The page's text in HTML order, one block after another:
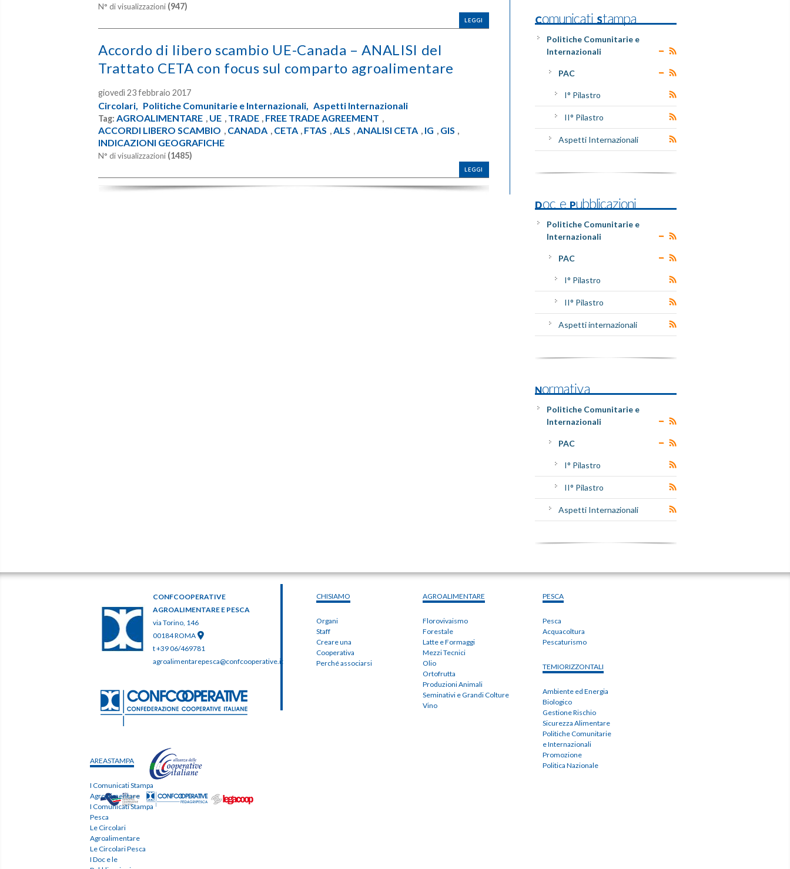
N° di visualizzazioni (947)
LEGGI
Accordo di libero scambio UE-Canada – ANALISI del
Trattato CETA con focus sul comparto agroalimentare
giovedì 23 febbraio 2017
Circolari, Politiche Comunitarie e Internazionali, Aspetti Internazionali
Tag:AGROALIMENTARE , UE , TRADE , FREE TRADE AGREEMENT ,
ACCORDI LIBERO SCAMBIO , CANADA , CETA , FTAS ,ALS , ANALISI CETA , IG , GIS ,
INDICAZIONI GEOGRAFICHE
N° di visualizzazioni (1485)
LEGGI
Comunicati Stampa
Politiche Comunitarie e
Internazionali
PAC
I° Pilastro
II° Pilastro
Aspetti Internazionali
Doc e Pubblicazioni
Politiche Comunitarie e
Internazionali
PAC
I° Pilastro
II° Pilastro
Aspetti internazionali
Normativa
Politiche Comunitarie e
Internazionali
PAC
I° Pilastro
II° Pilastro
Aspetti Internazionali
CONFCOOPERATIVE
AGROALIMENTARE E PESCA
via Torino, 146
00184 ROMA
t +39 06/469781
agroalimentarepesca@confcooperative.it
CHISIAMO
Organi
Staff
Creare una
Cooperativa
Perché associarsi
AGROALIMENTARE
Florovivaismo
Forestale
Latte e Formaggi
Mezzi Tecnici
Olio
Ortofrutta
Produzioni Animali
Seminativi e Grandi Colture
Vino
PESCA
Pesca
Acquacoltura
Pescaturismo
TEMIORIZZONTALI
Ambiente ed Energia
Biologico
Gestione Rischio
Sicurezza Alimentare
Politiche Comunitarie
e Internazionali
Promozione
Politica Nazionale
AREASTAMPA
I Comunicati Stampa
Agroalimentare
I Comunicati Stampa
Pesca
Le Circolari
Agroalimentare
Le Circolari Pesca
I Doc e le